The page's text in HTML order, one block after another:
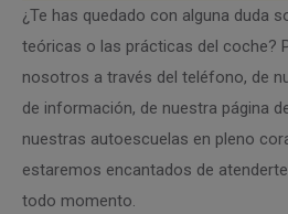
¿Te has quedado con alguna duda
teóricas o las prácticas del coche?
nosotros a través del teléfono, de
de información, de nuestra página
nuestras autoescuelas en pleno
estaremos encantados de
todo momento.